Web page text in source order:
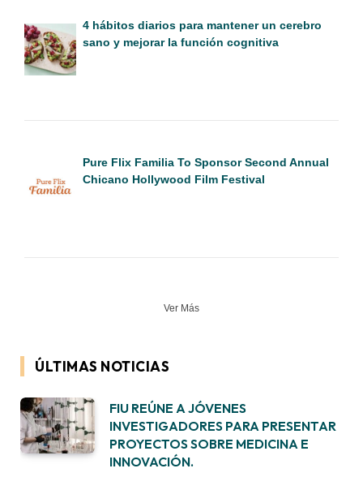
4 hábitos diarios para mantener un cerebro
sano y mejorar la función cognitiva
Pure Flix Familia To Sponsor Second Annual
Chicano Hollywood Film Festival
Ver Más
ÚLTIMAS NOTICIAS
FIU REÚNE A JÓVENES
INVESTIGADORES PARA PRESENTAR
PROYECTOS SOBRE MEDICINA E
INNOVACIÓN.